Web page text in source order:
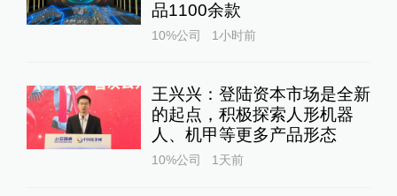
品1100余款
10%公司 1小时前
王兴兴：登陆资本市场是全新
的起点，积极探索人形机器
人、机甲等更多产品形态
10%公司 1天前